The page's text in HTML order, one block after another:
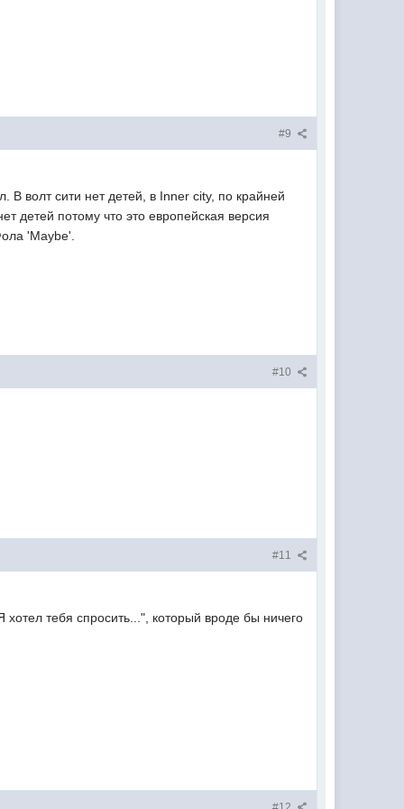
#9
волт сити нет детей, в Inner city, по крайней
детей потому что это европейская версия
'Maybe'.
#10
#11
тебя спросить...", который вроде бы ничего